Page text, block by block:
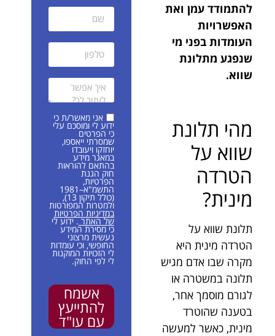
להתמודד עמן ואת
האפשרויות
העומדות בפני מי
שנפגע מתלונת
שווא.
מהי תלונת
שווא על
הטרדה
מינית?
תלונת שווא על
הטרדה מינית היא
מקרה שבו אדם מגיש
תלונה במשטרה או
לגורם מוסמך אחר,
בטענה שהוטרד
מינית, כאשר למעשה
אני מאשר/ת כי
ידוע לי ומוסכם עלי
כי הפרטים
שמסרתי ייאספו,
יוחזקו ויעובדו
במאגר מידע
בהתאם להוראות
חוק הגנת
הפרטיות,
התשמ"א–1981
(כולל תיקון 13),
ולמטרות המפורטות
במדיניות הפרטיות
של האתר. ידוע לי
כי מסירת המידע
נעשית מרצוני
החופשי, וכי עומדות
לי הזכויות המוקנות
לי לפי החוק.
אשמח
להתייעץ
עם עו"ד